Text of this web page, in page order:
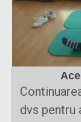
Dimensiunea
Descarcă
dvs pentru